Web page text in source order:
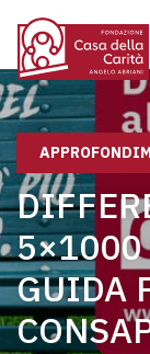
5×1000
GUIDA